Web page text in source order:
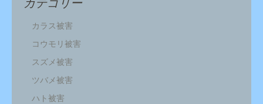
カラス被害
コウモリ被害
スズメ被害
ツバメ被害
ハト被害